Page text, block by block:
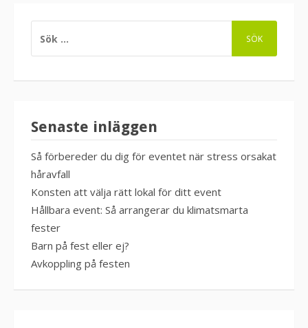
EFTER:
Senaste inläggen
Så förbereder du dig för eventet när stress orsakat
håravfall
Konsten att välja rätt lokal för ditt event
Hållbara event: Så arrangerar du klimatsmarta
fester
Barn på fest eller ej?
Avkoppling på festen